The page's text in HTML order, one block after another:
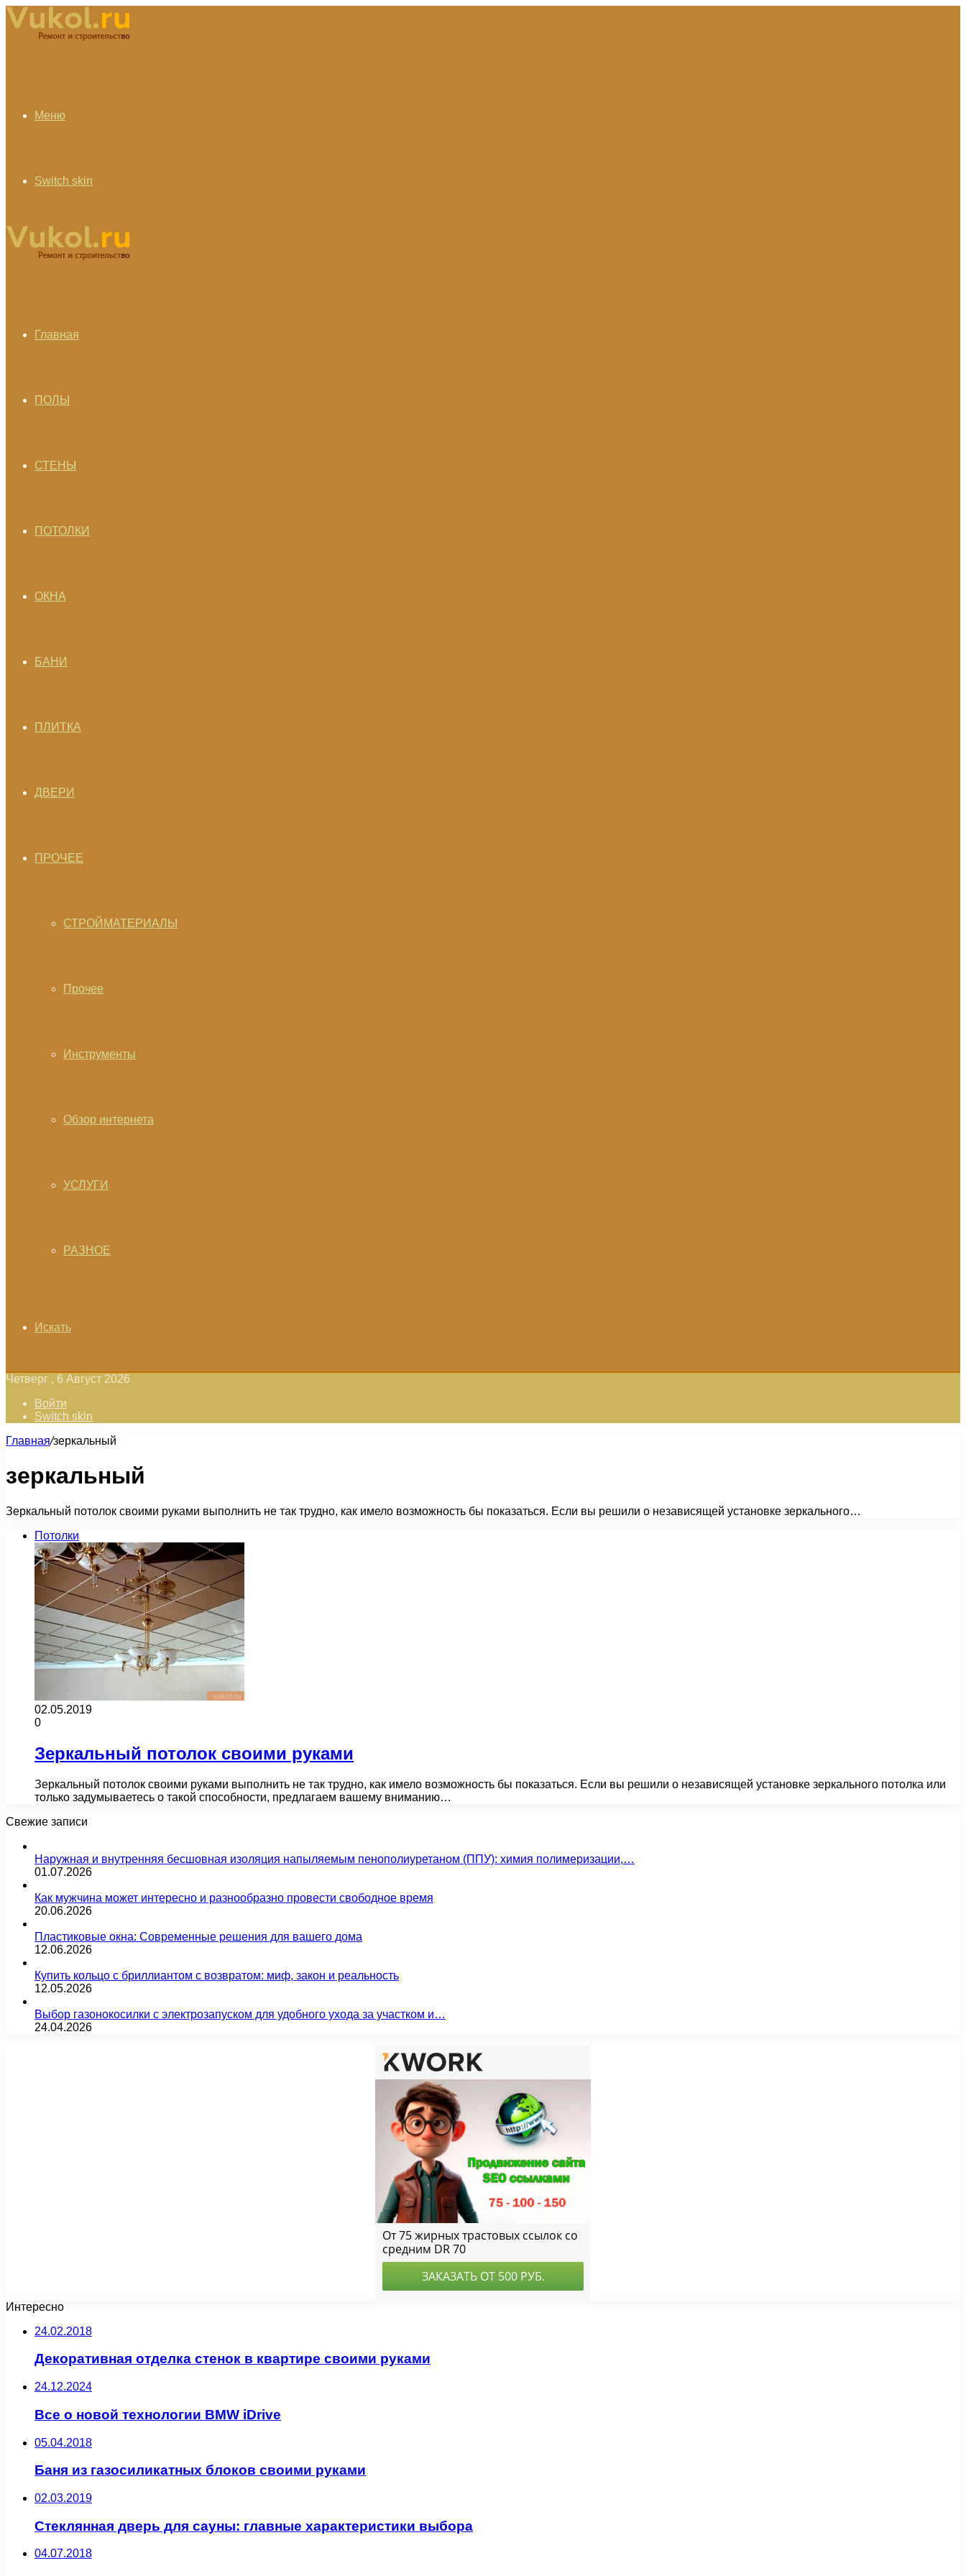
Меню
Switch skin
Главная
ПОЛЫ
СТЕНЫ
ПОТОЛКИ
ОКНА
БАНИ
ПЛИТКА
ДВЕРИ
ПРОЧЕЕ
СТРОЙМАТЕРИАЛЫ
Прочее
Инструменты
Обзор интернета
УСЛУГИ
РАЗНОЕ
Искать
Четверг , 6 Август 2026
Войти
Switch skin
Главная/зеркальный
зеркальный
Зеркальный потолок своими руками выполнить не так трудно, как имело возможность бы показаться. Если вы решили о независящей установке зеркального…
Потолки
02.05.2019
0
Зеркальный потолок своими руками
Зеркальный потолок своими руками выполнить не так трудно, как имело возможность бы показаться. Если вы решили о независящей установке зеркального потолка или
только задумываетесь о такой способности, предлагаем вашему вниманию…
Свежие записи
Наружная и внутренняя бесшовная изоляция напыляемым пенополиуретаном (ППУ): химия полимеризации,…
01.07.2026
Как мужчина может интересно и разнообразно провести свободное время
20.06.2026
Пластиковые окна: Современные решения для вашего дома
12.06.2026
Купить кольцо с бриллиантом с возвратом: миф, закон и реальность
12.05.2026
Выбор газонокосилки с электрозапуском для удобного ухода за участком и…
24.04.2026
Интересно
24.02.2018
Декоративная отделка стенок в квартире своими руками
24.12.2024
Все о новой технологии BMW iDrive
05.04.2018
Баня из газосиликатных блоков своими руками
02.03.2019
Стеклянная дверь для сауны: главные характеристики выбора
04.07.2018